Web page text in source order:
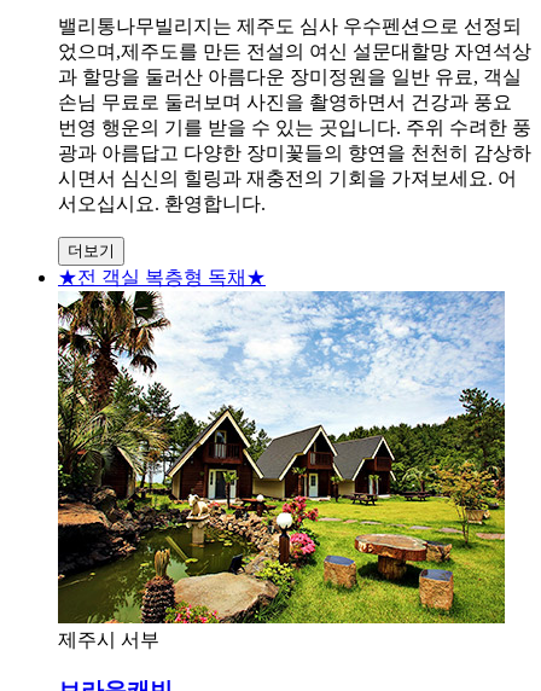
밸리통나무빌리지는 제주도 심사 우수펜션으로 선정되
었으며,제주도를 만든 전설의 여신 설문대할망 자연석상
과 할망을 둘러산 아름다운 장미정원을 일반 유료, 객실
손님 무료로 둘러보며 사진을 촬영하면서 건강과 풍요
번영 행운의 기를 받을 수 있는 곳입니다. 주위 수려한 풍
광과 아름답고 다양한 장미꽃들의 향연을 천천히 감상하
시면서 심신의 힐링과 재충전의 기회을 가져보세요. 어
서오십시요. 환영합니다.
더보기
★전 객실 복층형 독채★
제주시 서부